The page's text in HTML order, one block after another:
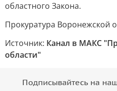
областного Закона.
Прокуратура Воронежской
Источник: Канал в МАКС
области"
Подписывайтесь на